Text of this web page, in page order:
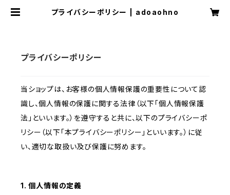
プライバシーポリシー | adoaohno
プライバシーポリシー
当ショップは、お客様の個人情報保護の重要性について認
識し、個人情報の保護に関する法律（以下「個人情報保護
法」といいます。）を遵守すると共に、以下のプライバシーポ
リシー（以下「本プライバシーポリシー」といいます。）に従
い、適切な取扱い及び保護に努めます。
1. 個人情報の定義